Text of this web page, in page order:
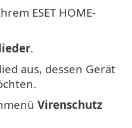
ESET HOME-
.
aus, dessen Gerät
Virenschutz